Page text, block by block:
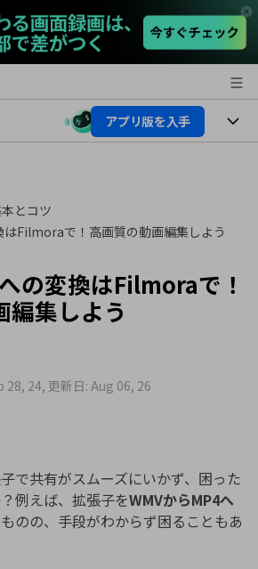
アプリ版を入手
とコツ
はFilmoraで！高画質の動画編集しよう
の変換はFilmoraで！
編集しよう
28, 24, 更新日: Aug 06, 26
で共有がスムーズにいかず、困った
例えば、拡張子をWMVからMP4へ
のの、手段がわからず困ることもあ